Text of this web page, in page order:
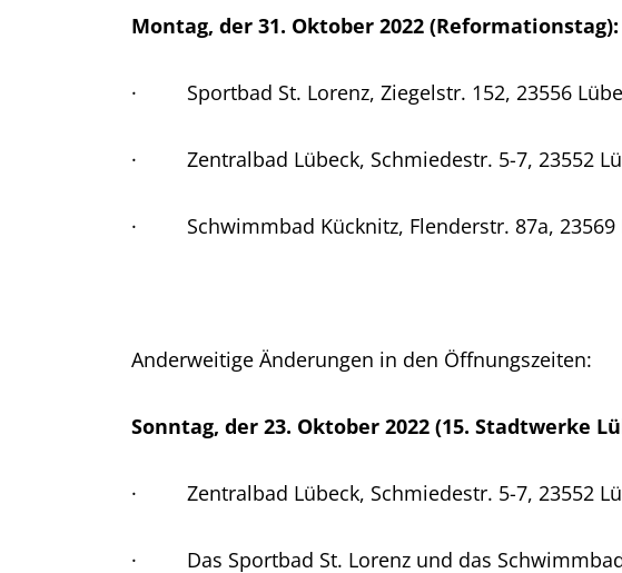
Montag, der 31. Oktober 2022 (Reformationstag):
· Sportbad St. Lorenz, Ziegelstr. 152, 23556
· Zentralbad Lübeck, Schmiedestr. 5-7, 23552
· Schwimmbad Kücknitz, Flenderstr. 87a, 23569
Anderweitige Änderungen in den Öffnungszeiten:
Sonntag, der 23. Oktober 2022 (15. Stadtwerke
· Zentralbad Lübeck, Schmiedestr. 5-7, 23552
· Das Sportbad St. Lorenz und das